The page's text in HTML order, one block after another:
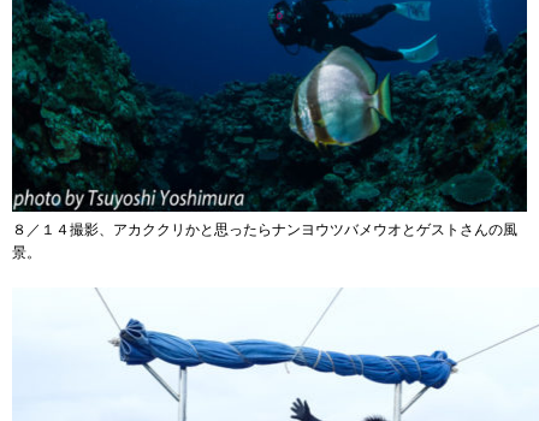
８／１４撮影、アカククリかと思ったらナンヨウツバメウオとゲストさんの風
景。